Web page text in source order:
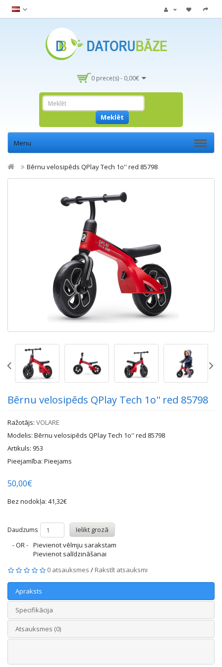
0 prece(s) - 0,00€
Meklēt
Menu
Bērnu velosipēds QPlay Tech 1o'' red 85798
Bērnu velosipēds QPlay Tech 1o'' red 85798
Ražotājs: VOLARE
Modelis: Bērnu velosipēds QPlay Tech 1o'' red 85798
Artikuls: 953
Pieejamība: Pieejams
50,00€
Bez nodokļa: 41,32€
Daudzums
Ielikt grozā
- OR - Pievienot vēlmju sarakstam
Pievienot salīdzināšanai
0 atsauksmes / Rakstīt atsauksmi
Apraksts
Specifikācija
Atsauksmes (0)